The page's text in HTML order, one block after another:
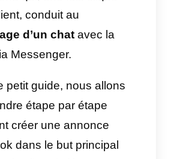
Facebook se concentrait
sur l’
aujourd’hui, il est devenu